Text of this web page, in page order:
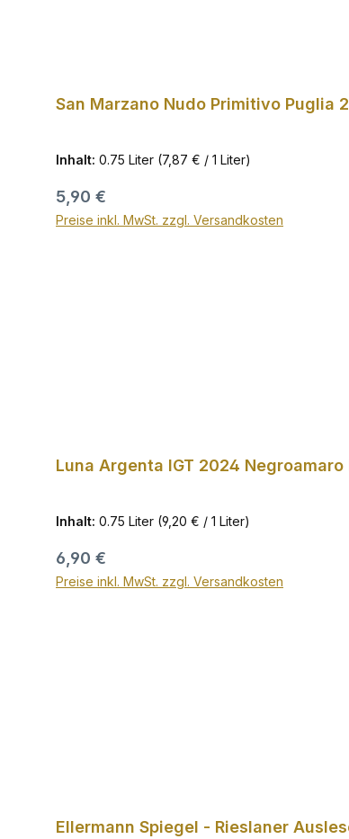
San Marzano Nudo Primitivo Puglia
Inhalt: 0.75 Liter (7,87 € / 1 Liter)
Regulärer Preis:
5,90 €
Preise inkl. MwSt. zzgl. Versandkosten
Luna Argenta IGT 2024
Inhalt: 0.75 Liter (9,20 € / 1 Liter)
Regulärer Preis:
6,90 €
Preise inkl. MwSt. zzgl. Versandkosten
Ellermann Spiegel - Rieslaner